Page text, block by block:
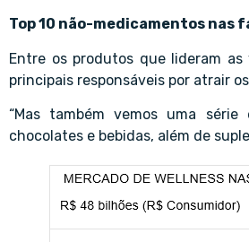
Top 10 não-medicamentos nas
Entre os produtos que lideram
principais responsáveis por atrair
“Mas também vemos uma
chocolates e bebidas, além de